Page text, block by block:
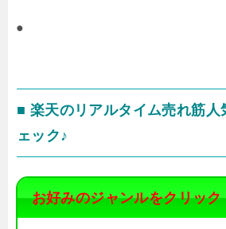
●
■ 楽天のリアルタイム売れ筋人
ェック♪
お好みのジャンルをクリック